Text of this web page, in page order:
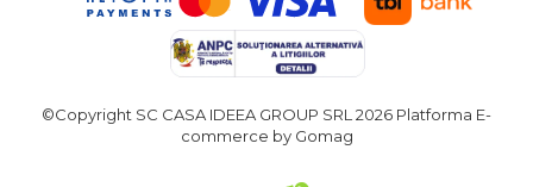
©Copyright SC CASA IDEEA GROUP SRL 2026 Platforma E-
commerce by Gomag